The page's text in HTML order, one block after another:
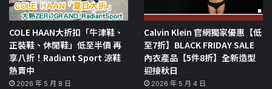
COLE HAAN大折扣「牛津鞋、
正裝鞋、休閒鞋」低至半價 再
享八折！Radiant Sport 涼鞋
熱賣中
2026 年 5 月 8 日
Calvin Klein 官網獨家優惠【低
至7折】BLACK FRIDAY SALE
內衣產品【5件8折】全新造型
迎接秋日
2026 年 5 月 4 日